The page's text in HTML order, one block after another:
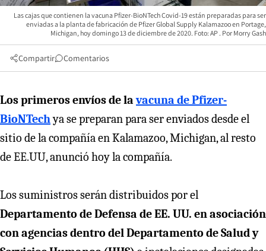
Las cajas que contienen la vacuna Pfizer-BioNTech Covid-19 están preparadas para ser
enviadas a la planta de fabricación de Pfizer Global Supply Kalamazoo en Portage,
Michigan, hoy domingo 13 de diciembre de 2020. Foto: AP
Morry Gash
Compartir Comentarios
Los primeros envíos de lavacuna de Pfizer-
BioNTechya se preparan para ser enviados desde el
sitio de la compañía en Kalamazoo, Michigan, al resto
de EE.UU, anunció hoy la compañía.
Los suministros serán distribuidos por el
Departamento de Defensa de EE. UU. en asociación
con agencias dentro del Departamento de Salud y